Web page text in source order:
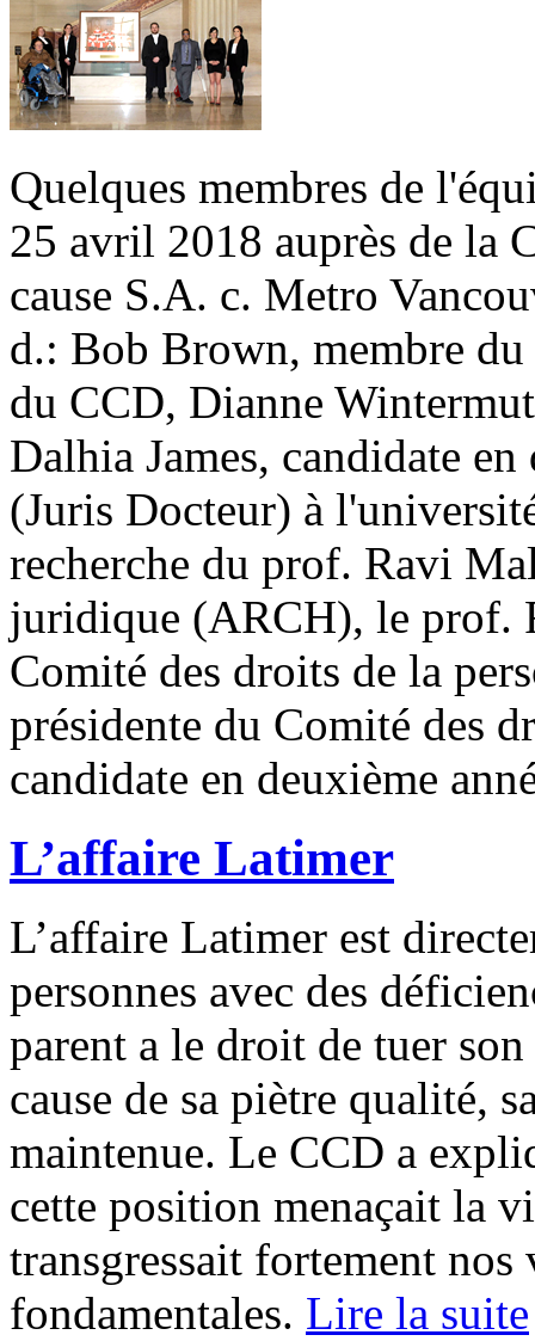
Quelques membres de
25 avril 2018 auprès de la
cause S.A. c. Metro
d.: Bob Brown, membre
du CCD, Dianne
Dalhia James, candidate
(Juris Docteur) à
recherche du prof. Ravi
juridique (ARCH), le prof.
Comité des droits de la
présidente du Comité des
candidate en deuxième
L’affaire Latimer
L’affaire Latimer est
personnes avec des
parent a le droit de tuer
cause de sa piètre qualité,
maintenue. Le CCD a
cette position menaçait la
transgressait fortement
fondamentales. Lire la suite